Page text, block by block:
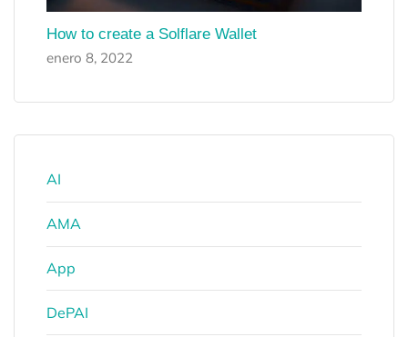
How to create a Solflare Wallet
enero 8, 2022
AI
AMA
App
DePAI